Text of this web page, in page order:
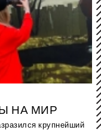
НА МИР
крупнейший